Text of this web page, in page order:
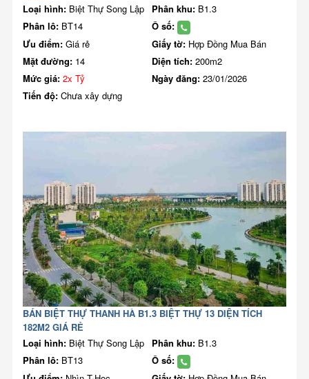
Loại hình: Biệt Thự Song Lập Phân khu: B1.3
Phân lô: BT14
Ô số:
Ưu điểm: Giá rẻ Giấy tờ: Hợp Đồng Mua Bán
Mặt đường: 14 Diện tích: 200m2
Mức giá: 2x Tỷ Ngày đăng: 23/01/2026
Tiến độ: Chưa xây dựng
BÁN BIỆT THỰ THANH HÀ B1.3 BIỆT THỰ 13 DIỆN TÍCH
182M2 GIÁ RẺ
Loại hình: Biệt Thự Song Lập Phân khu: B1.3
Phân lô: BT13
Ô số: